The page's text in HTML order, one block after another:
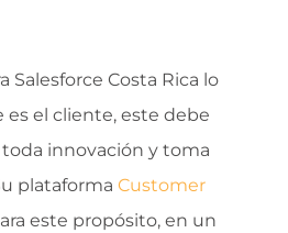
Salesforce Costa Rica lo
el cliente, este debe
innovación y toma
plataforma Customer
este propósito, en un